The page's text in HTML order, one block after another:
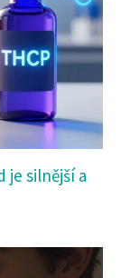
je silnější a